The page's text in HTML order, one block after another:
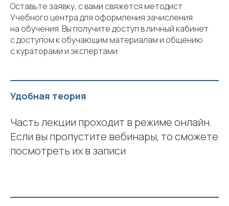
Оставьте заявку, с вами свяжется методист
Учебного центра для оформления зачисления
на обучения. Вы получите доступ в личный кабинет
с доступом к обучающим материалам и общению
с кураторами и экспертами
Удобная теория
Часть лекции проходит в режиме онлайн.
Если вы пропустите вебинары, то сможете
посмотреть их в записи